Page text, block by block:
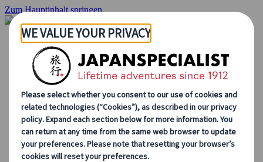
Zum Hauptinhalt springen
Startseite
Rundreisen
Individuelle Reisen
Gruppenreisen
Selbstfahrerreisen
Ausflüge
Massgeschneiderte Gruppenreisen
Japan Rail Pass
Wie wir arbeiten
Über uns
Treffen Sie unser Team
Werden Sie Teil unseres Teams